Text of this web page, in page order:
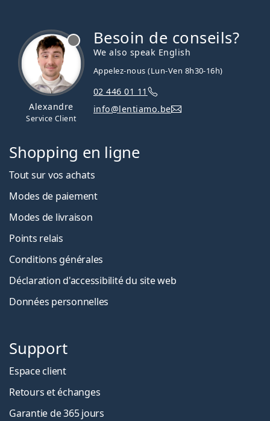
Alexandre
Service Client
Besoin de conseils?
We also speak English
Appelez-nous (Lun-Ven 8h30-16h)
02 446 01 11
info@lentiamo.be
Shopping en ligne
Tout sur vos achats
Modes de paiement
Modes de livraison
Points relais
Conditions générales
Déclaration d'accessibilité du site web
Données personnelles
Support
Espace client
Retours et échanges
Garantie de 365 jours